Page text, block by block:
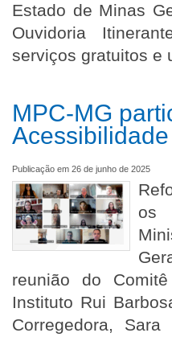
Estado de Minas
Ouvidoria
serviços gratuitos e
MPC-MG
Publicação em 26 de junho de 2025
os
reunião do
Instituto Rui
Corregedora,